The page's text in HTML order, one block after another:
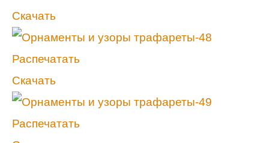
Скачать
Распечатать
Скачать
Распечатать